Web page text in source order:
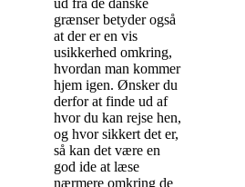
ud fra de danske
grænser betyder også
at der er en vis
usikkerhed omkring,
hvordan man kommer
hjem igen. Ønsker du
derfor at finde ud af
hvor du kan rejse hen,
og hvor sikkert det er,
så kan det være en
god ide at læse
nærmere omkring de